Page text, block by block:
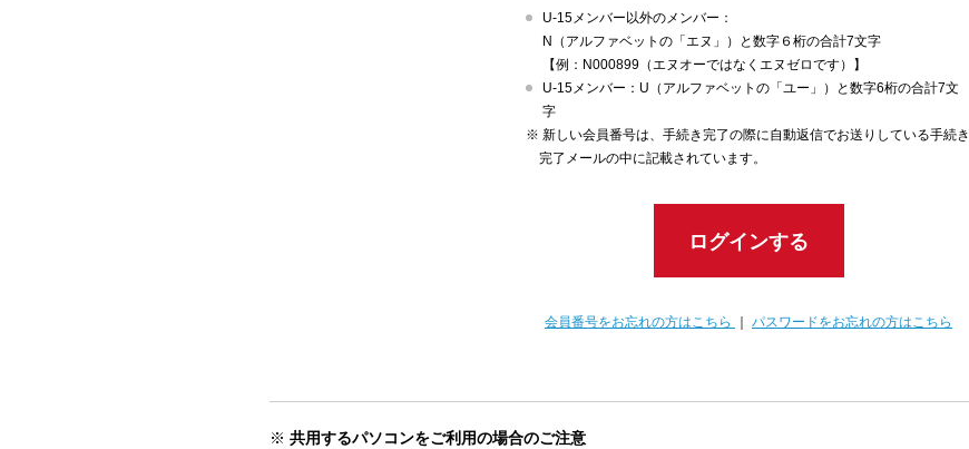
U-15メンバー以外のメンバー：
N（アルファベットの「エヌ」）と数字６桁の合計7文字
【例：N000899（エヌオーではなくエヌゼロです）】
U-15メンバー：U（アルファベットの「ユー」）と数字6桁の合計7文
字
新しい会員番号は、手続き完了の際に自動返信でお送りしている手続き
完了メールの中に記載されています。
ログインする
会員番号をお忘れの方はこちら パスワードをお忘れの方はこちら
共用するパソコンをご利用の場合のご注意